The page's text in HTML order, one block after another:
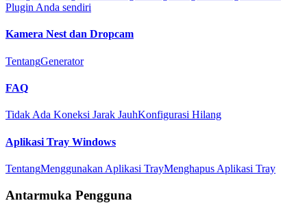
Plugin Anda sendiri
Kamera Nest dan Dropcam
TentangGenerator
FAQ
Tidak Ada Koneksi Jarak JauhKonfigurasi Hilang
Aplikasi Tray Windows
TentangMenggunakan Aplikasi TrayMenghapus Aplikasi Tray
Antarmuka Pengguna